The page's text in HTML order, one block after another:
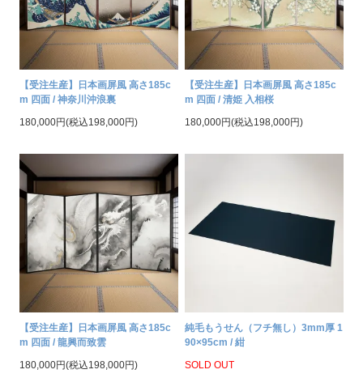
【受注生産】日本画屏風 高さ185c
m 四面 / 神奈川沖浪裏
180,000円(税込198,000円)
【受注生産】日本画屏風 高さ185c
m 四面 / 清姫 入相桜
180,000円(税込198,000円)
【受注生産】日本画屏風 高さ185c
m 四面 / 龍興而致雲
180,000円(税込198,000円)
純毛もうせん（フチ無し）3mm厚 1
90×95cm / 紺
SOLD OUT